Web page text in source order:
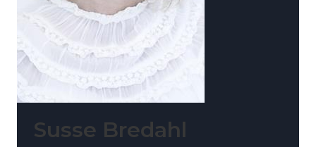
Susse Bredahl